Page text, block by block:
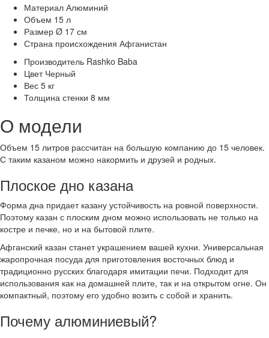
Материал Алюминий
Объем 15 л
Размер Ø 17 см
Страна происхождения Афганистан
Производитель Rashko Baba
Цвет Черный
Вес 5 кг
Толщина стенки 8 мм
О модели
Объем 15 литров рассчитан на большую компанию до 15 человек.
С таким казаном можно накормить и друзей и родных.
Плоское дно казана
Форма дна придает казану устойчивость на ровной поверхности.
Поэтому казан с плоским дном можно использовать не только на
костре и печке, но и на бытовой плите.
Афганский казан станет украшением вашей кухни. Универсальная
жаропрочная посуда для приготовления восточных блюд и
традиционно русских благодаря имитации печи. Подходит для
использования как на домашней плите, так и на открытом огне. Он
компактный, поэтому его удобно возить с собой и хранить.
Почему алюминиевый?